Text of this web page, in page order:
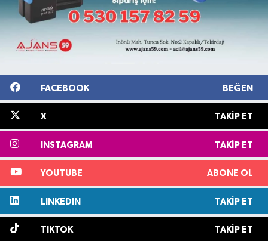
FACEBOOK BEĞEN
X TAKIP ET
INSTAGRAM TAKIP ET
YOUTUBE ABONE OL
LINKEDIN TAKIP ET
TIKTOK TAKIP ET